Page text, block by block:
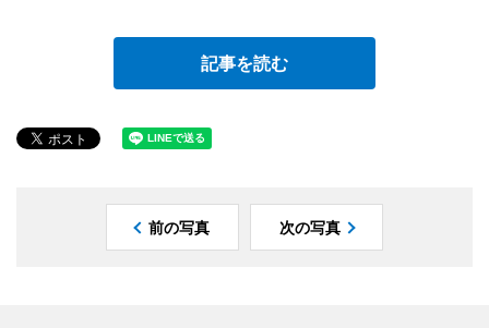
記事を読む
前の写真 次の写真